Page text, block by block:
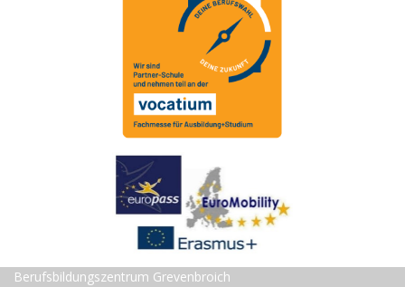
Berufsbildungszentrum Grevenbroich